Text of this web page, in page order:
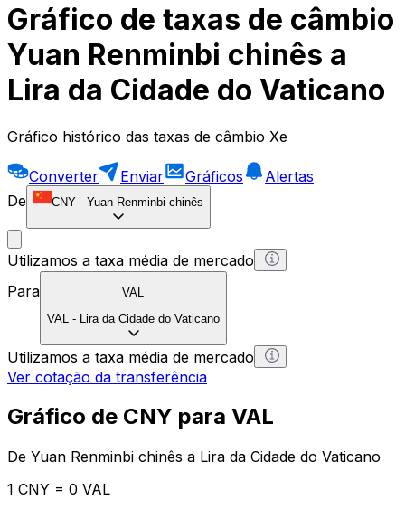
Gráfico de taxas de câmbio
Yuan Renminbi chinês a
Lira da Cidade do Vaticano
Gráfico histórico das taxas de câmbio Xe
Converter Enviar Gráficos
Alertas
De
CNY - Yuan Renminbi chinês
Utilizamos a taxa média de mercado
Para
VAL
VAL - Lira da Cidade do Vaticano
Utilizamos a taxa média de mercado
Ver cotação da transferência
Gráfico de CNY para VAL
De Yuan Renminbi chinês a Lira da Cidade do Vaticano
1 CNY = 0 VAL